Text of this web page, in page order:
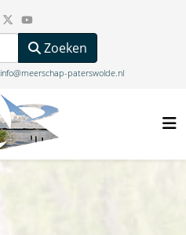
Zoeken
info@meerschap-paterswolde.nl